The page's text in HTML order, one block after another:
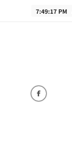
7:49:17 PM